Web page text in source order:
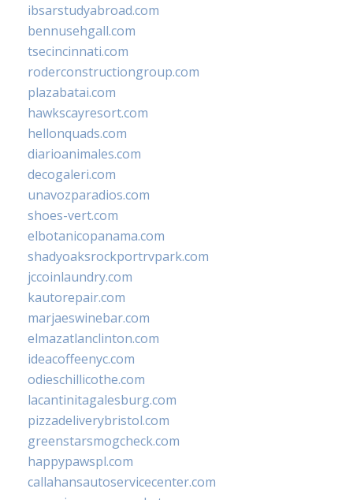
ibsarstudyabroad.com
bennusehgall.com
tsecincinnati.com
roderconstructiongroup.com
plazabatai.com
hawkscayresort.com
hellonquads.com
diarioanimales.com
decogaleri.com
unavozparadios.com
shoes-vert.com
elbotanicopanama.com
shadyoaksrockportrvpark.com
jccoinlaundry.com
kautorepair.com
marjaeswinebar.com
elmazatlanclinton.com
ideacoffeenyc.com
odieschillicothe.com
lacantinitagalesburg.com
pizzadeliverybristol.com
greenstarsmogcheck.com
happypawspl.com
callahansautoservicecenter.com